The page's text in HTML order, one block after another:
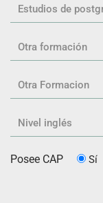
Posee CAP Sí